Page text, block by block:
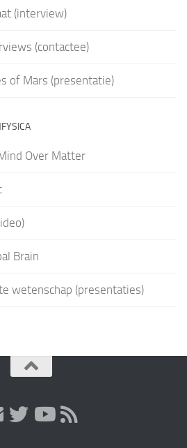
(interview)
(contactee)
of Mars (presentatie)
Over Matter
Brain
wetenschap (presentaties)